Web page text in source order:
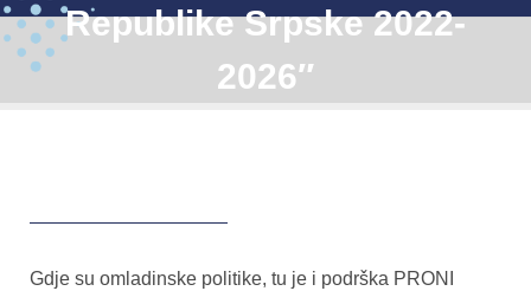
Republike Srpske 2022-
2026″
Gdje su omladinske politike, tu je i podrška PRONI